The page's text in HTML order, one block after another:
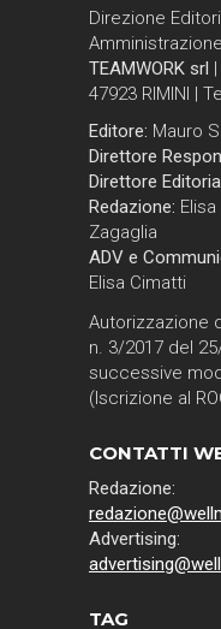
Direzione
TEAMWORK srl
47923 RIMINI |
Editore: Mauro
Direttore
Direttore
Redazione:
Zagaglia
ADV e
Elisa Cimatti
Autorizzazione
n. 3/2017 del
successive
(Iscrizione al
CONTATTI
Redazione:
Advertising:
TAG